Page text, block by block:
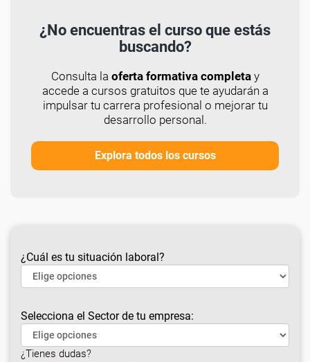
¿No encuentras el curso que estás
buscando?
Consulta la oferta formativa completay
accede a cursos gratuitos que te ayudarán a
impulsar tu carrera profesional o mejorar tu
desarrollo personal.
Explora todos los cursos
¿Cuál es tu situación laboral?
Selecciona el Sector de tu empresa:
¿Tienes dudas?